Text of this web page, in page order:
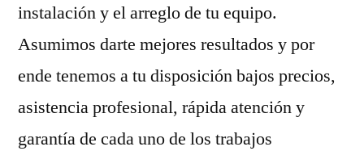
instalación y el arreglo de tu equipo.
Asumimos darte mejores resultados y por
ende tenemos a tu disposición bajos precios,
asistencia profesional, rápida atención y
garantía de cada uno de los trabajos